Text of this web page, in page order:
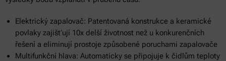
Elektrický zapalovač: Patentovaná konstrukce a keramické
povlaky zajišťují 10x delší životnost než u konkurenčních
řešení a eliminují prostoje způsobené poruchami zapalovače
Multifunkční hlava: Automaticky se připojuje k čidlům teploty